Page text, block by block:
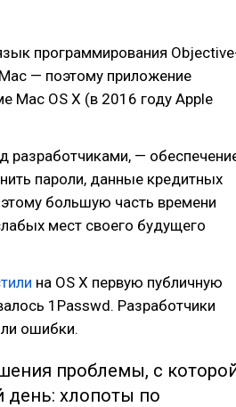
программирования
— поэтому приложение
Mac OS X (в 2016 году Apple
разработчиками, —
пароли, данные кредитных
большую часть времени
мест своего будущего
на OS X первую публичную
1Passwd. Разработчики
ошибки.
проблемы, c
хлопоты по